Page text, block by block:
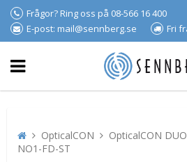
Frågor? Ring oss på 08-566 16 400
E-post: mail@sennberg.se
Fri
OpticalCON OpticalCON DUO
NO1-FD-ST